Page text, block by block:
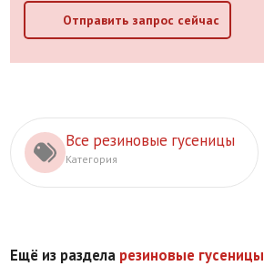
Отправить запрос сейчас
Все резиновые гусеницы
Категория
Ещё из раздела резиновые гусеницы